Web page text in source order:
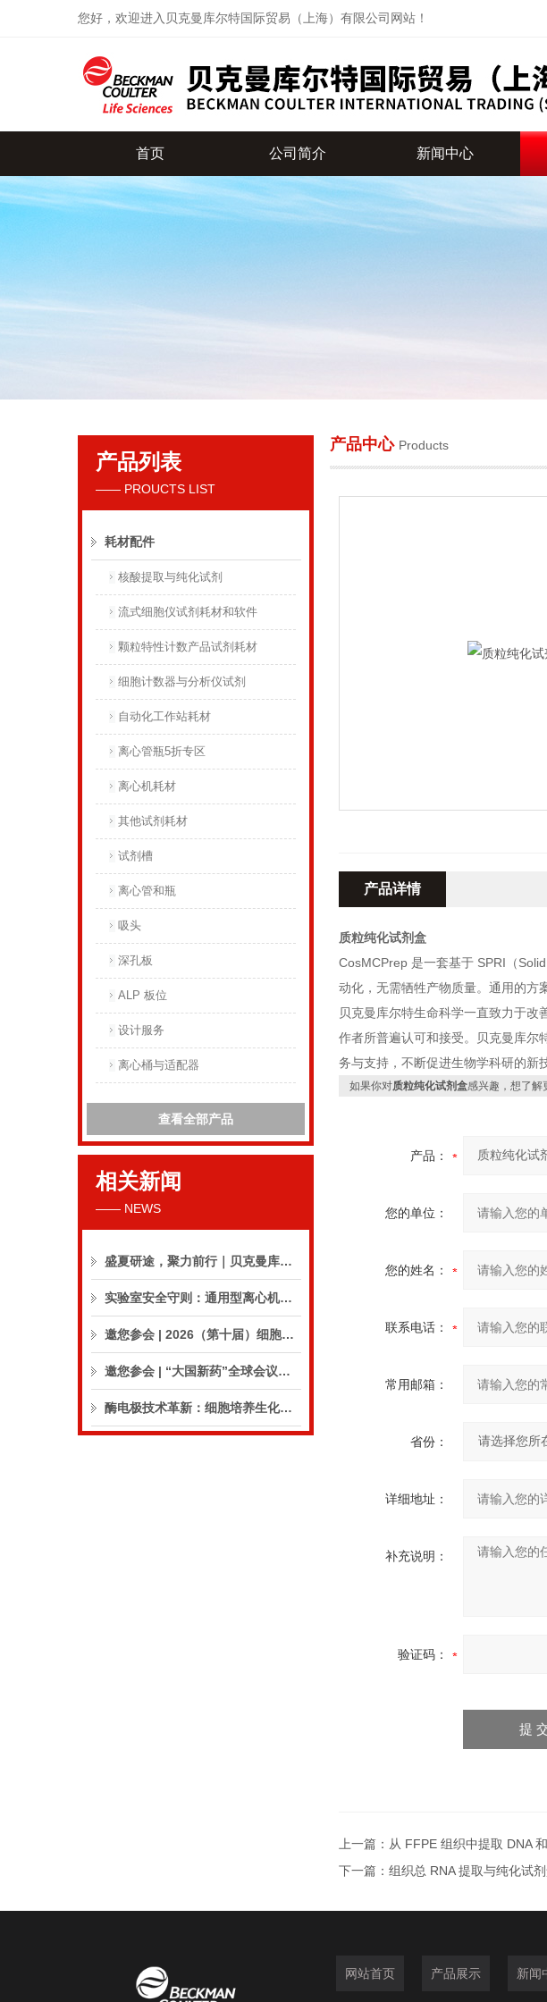
您好，欢迎进入贝克曼库尔特国际贸易（上海）有限公司网站！
贝克曼库尔特国际贸易（上海）有限公司
首页 公司简介 新闻中心
产品列表
—— PROUCTS LIST
耗材配件
核酸提取与纯化试剂
流式细胞仪试剂耗材和软件
颗粒特性计数产品试剂耗材
细胞计数器与分析仪试剂
自动化工作站耗材
离心管瓶5折专区
离心机耗材
其他试剂耗材
试剂槽
离心管和瓶
吸头
深孔板
ALP 板位
设计服务
离心桶与适配器
查看全部产品
相关新闻
—— NEWS
盛夏研途，聚力前行｜贝克曼库尔特生命科学8月活动预告
实验室安全守则：通用型离心机操作与保养的10个要点
邀您参会 | 2026（第十届）细胞外囊泡合规与临床应用大会
邀您参会 | “大国新药”全球会议（CPIC2026）
酶电极技术革新：细胞培养生化分析仪实现精准在线监测
产品中心 Products
产品详情
质粒纯化试剂盒
CosMCPrep 是一套基于 SPRI（
动化，无需牺牲产物质量。通用的方
贝克曼库尔特生命科学一直致力于改
作者所普遍认可和接受。贝克曼库尔
务与支持，不断促进生物学科研的新
如果你对质粒纯化试剂盒感兴趣，想了解
产品：
您的单位：
您的姓名：
联系电话：
常用邮箱：
省份：
详细地址：
补充说明：
验证码：
上一篇： 从 FFPE 组织中提取 DNA
下一篇： 组织总 RNA 提取与纯化试
网站首页 产品展示 新闻